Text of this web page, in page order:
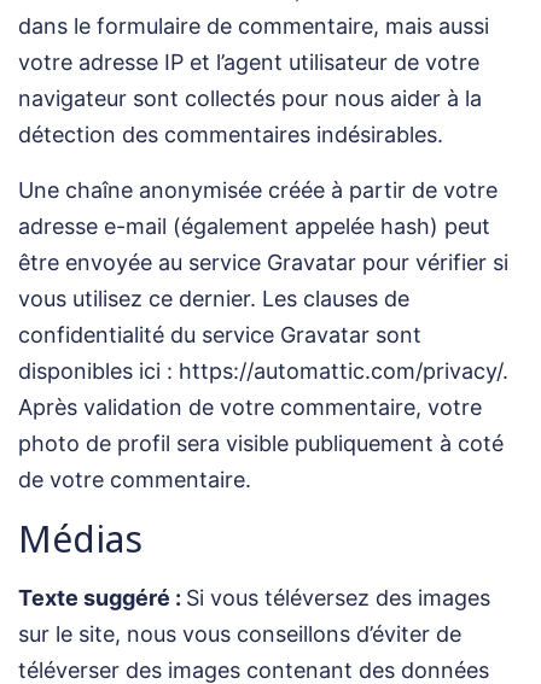
dans le formulaire de commentaire, mais aussi
votre adresse IP et l’agent utilisateur de votre
navigateur sont collectés pour nous aider à la
détection des commentaires indésirables.
Une chaîne anonymisée créée à partir de votre
adresse e-mail (également appelée hash) peut
être envoyée au service Gravatar pour vérifier si
vous utilisez ce dernier. Les clauses de
confidentialité du service Gravatar sont
disponibles ici : https://automattic.com/privacy/.
Après validation de votre commentaire, votre
photo de profil sera visible publiquement à coté
de votre commentaire.
Médias
Texte suggéré : Si vous téléversez des images
sur le site, nous vous conseillons d’éviter de
téléverser des images contenant des données